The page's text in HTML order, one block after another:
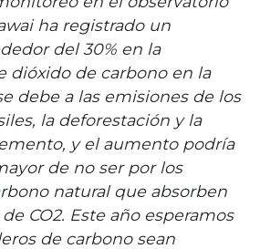
ha registrado un
del 30% en la
dióxido de carbono en la
debe a las emisiones de los
la deforestación y la
y el aumento podría
de no ser por los
natural que absorben
CO2. Este año esperamos
de carbono sean